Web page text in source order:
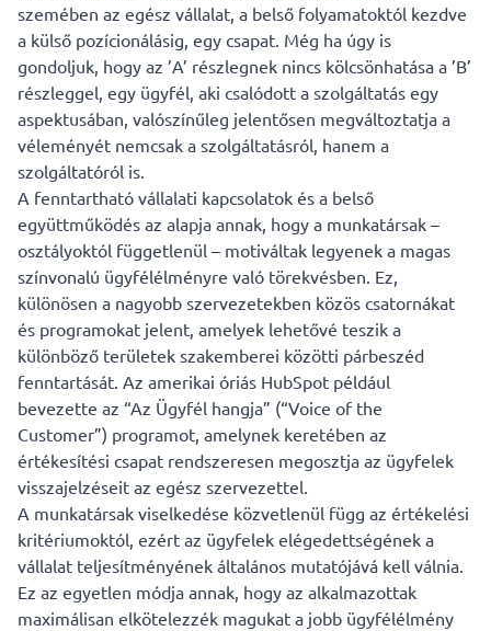
szemében az egész vállalat, a belső folyamatoktól kezdve
a külső pozícionálásig, egy csapat. Még ha úgy is
gondoljuk, hogy az ’A’ részlegnek nincs kölcsönhatása a ’B’
részleggel, egy ügyfél, aki csalódott a szolgáltatás egy
aspektusában, valószínűleg jelentősen megváltoztatja a
véleményét nemcsak a szolgáltatásról, hanem a
szolgáltatóról is.
A fenntartható vállalati kapcsolatok és a belső
együttműködés az alapja annak, hogy a munkatársak –
osztályoktól függetlenül – motiváltak legyenek a magas
színvonalú ügyfélélményre való törekvésben. Ez,
különösen a nagyobb szervezetekben közös csatornákat
és programokat jelent, amelyek lehetővé teszik a
különböző területek szakemberei közötti párbeszéd
fenntartását. Az amerikai óriás HubSpot például
bevezette az “Az Ügyfél hangja” (“Voice of the
Customer”) programot, amelynek keretében az
értékesítési csapat rendszeresen megosztja az ügyfelek
visszajelzéseit az egész szervezettel.
A munkatársak viselkedése közvetlenül függ az értékelési
kritériumoktól, ezért az ügyfelek elégedettségének a
vállalat teljesítményének általános mutatójává kell válnia.
Ez az egyetlen módja annak, hogy az alkalmazottak
maximálisan elkötelezzék magukat a jobb ügyfélélmény